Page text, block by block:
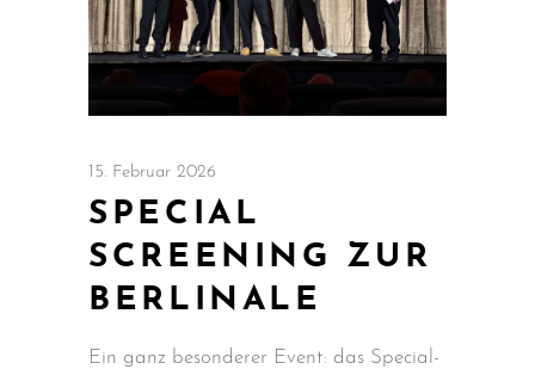
15. Februar 2026
SPECIAL
SCREENING ZUR
BERLINALE
Ein ganz besonderer Event: das Special-